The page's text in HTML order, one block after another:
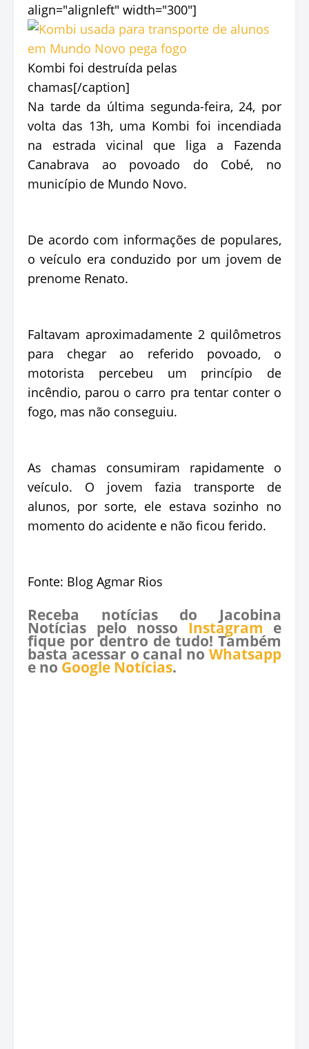
align="alignleft" width="300"]
Kombi foi destruída pelas
chamas[/caption]
Na tarde da última segunda-feira, 24, por
volta das 13h, uma Kombi foi incendiada
na estrada vicinal que liga a Fazenda
Canabrava ao povoado do Cobé, no
município de Mundo Novo.
De acordo com informações de populares,
o veículo era conduzido por um jovem de
prenome Renato.
Faltavam aproximadamente 2 quilômetros
para chegar ao referido povoado, o
motorista percebeu um princípio de
incêndio, parou o carro pra tentar conter o
fogo, mas não conseguiu.
As chamas consumiram rapidamente o
veículo. O jovem fazia transporte de
alunos, por sorte, ele estava sozinho no
momento do acidente e não ficou ferido.
Fonte: Blog Agmar Rios
Receba notícias do Jacobina
Notícias pelo nosso Instagram e
fique por dentro de tudo! Também
basta acessar o canal no Whatsapp
e no Google Notícias.